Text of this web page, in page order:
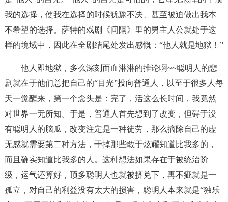
我的选择，使我在选择的时候犹豫不决、甚至被迫做出我本
不希望的选择。萨特的戏剧《间隔》里的男主人公就处于这
样的境域中，因此在全剧结尾处发出感慨：“他人就是地狱！”
他人即地狱，多么深刻而血淋淋的推论啊~~聪明人的悲
剧就在于他们总把自己的“目光”投向普通人，以至于很多人每
天一觉醒来，第一个念头是：完了，活这么长时间，我竟然
对世界一无所知。于是，普通人首先想到了改变，但碍于没
有聪明人的脑瓜，改变注定是一种徒劳，那么摘除自己的虚
无感就需要第二种方法，干掉那些敢于炫耀知道比我多的，
而且确实知道比我多的人。这种想法如果存在于被统治阶
级，运气还算好，顶多聪明人也就被挤兑下，再不疵就是一
孤立，对自己的利益没有太大的损害，聪明人本来就是“独乐